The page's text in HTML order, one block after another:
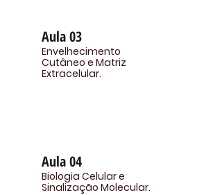
Aula 03
Envelhecimento
Cutâneo e Matriz
Extracelular.
Aula 04
Biologia Celular e
Sinalização Molecular.